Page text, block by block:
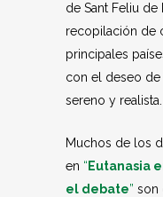
de Sant Feliu
recopilación de
principales
con el deseo
sereno y realista.
Muchos de los
en “ Eutanasia
el debate” son